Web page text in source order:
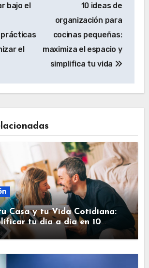
bajo el
el
10 ideas de
organización para
cocinas pequeñas:
maximiza el espacio y
simplifica tu vida
Casa y tu Vida Cotidiana:
tu día a día en 10